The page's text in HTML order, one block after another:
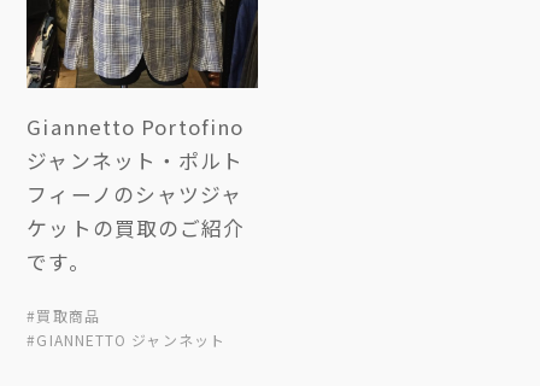
Giannetto Portofino
ジャンネット・ポルト
フィーノのシャツジャ
ケットの買取のご紹介
です。
#買取商品
#GIANNETTO ジャンネット